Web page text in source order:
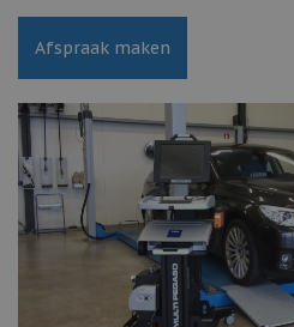
Afspraak maken